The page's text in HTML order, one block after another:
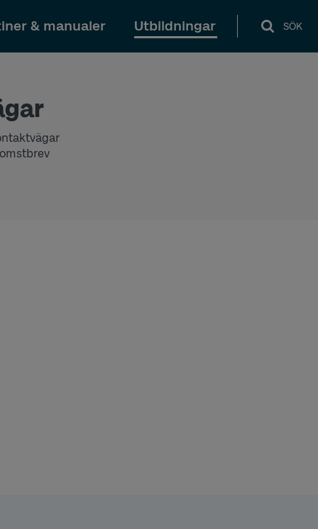
& manualer Utbildningar SÖK